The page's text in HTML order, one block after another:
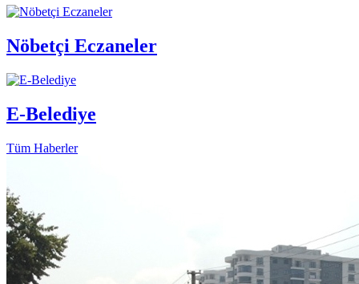
Nöbetçi Eczaneler
E-Belediye
Tüm Haberler